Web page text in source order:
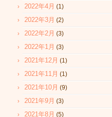
2022年4月 (1)
2022年3月 (2)
2022年2月 (3)
2022年1月 (3)
2021年12月 (1)
2021年11月 (1)
2021年10月 (9)
2021年9月 (3)
2021年8月 (5)